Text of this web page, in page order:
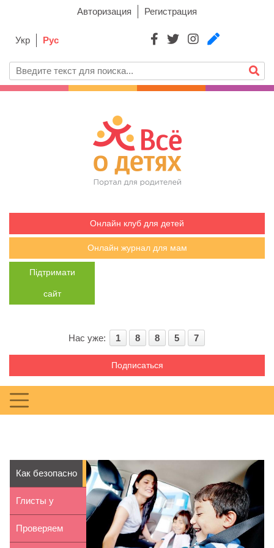
Авторизация Регистрация
Укр Рус
Онлайн клуб для детей
Онлайн журнал для мам
Підтримати
сайт
Нас уже: 1 8 8 5 7
Подписаться
Как безопасно
перевозить
ребенк...
Глисты у
детей:
Проверяем